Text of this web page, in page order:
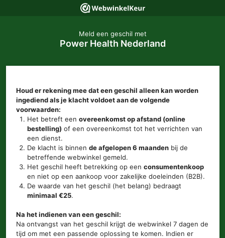
Meld een geschil met
Power Health Nederland
Houd er rekening mee dat een geschil alleen kan worden
ingediend als je klacht voldoet aan de volgende
voorwaarden:
Het betreft eenovereenkomst op afstand (online
bestelling) of een overeenkomst tot het verrichten van
een dienst.
De klacht is binnende afgelopen 6 maanden bij de
betreffende webwinkel gemeld.
Het geschil heeft betrekking op eenconsumentenkoop
en niet op een aankoop voor zakelijke doeleinden (B2B).
De waarde van het geschil (het belang) bedraagt
minimaal €25.
Na het indienen van een geschil:
Na ontvangst van het geschil krijgt de webwinkel 7 dagen de
tijd om met een passende oplossing te komen. Indien er